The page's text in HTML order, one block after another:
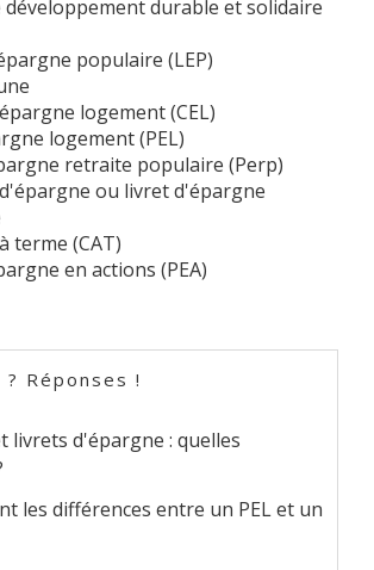
développement durable et solidaire
populaire (LEP)
logement (CEL)
logement (PEL)
retraite populaire (Perp)
ou livret d'épargne
terme (CAT)
en actions (PEA)
Réponses !
livrets d'épargne : quelles
les différences entre un PEL et un